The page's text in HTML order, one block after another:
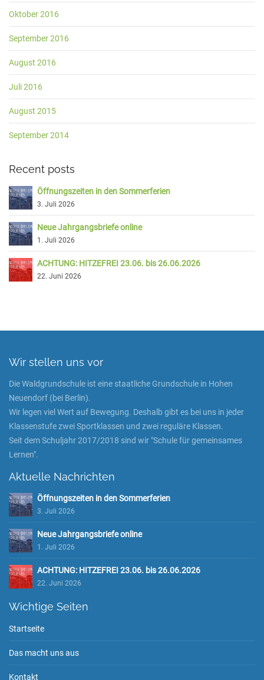
Oktober 2016
September 2016
August 2016
Juli 2016
August 2015
September 2014
Recent posts
Öffnungszeiten in den Sommerferien
3. Juli 2026
Neue Jahrgangsbriefe online
1. Juli 2026
ACHTUNG: HITZEFREI 23.06. bis 26.06.2026
22. Juni 2026
Wir stellen uns vor
Die Waldgrundschule ist eine staatliche Grundschule in Hohen
Neuendorf (bei Berlin).
Wir legen viel Wert auf Bewegung. Deshalb gibt es bei uns in jeder
Klassenstufe zwei Sportklassen und zwei reguläre Klassen.
Seit dem Schuljahr 2017/2018 sind wir "Schule für gemeinsames
Lernen".
Aktuelle Nachrichten
Öffnungszeiten in den Sommerferien
3. Juli 2026
Neue Jahrgangsbriefe online
1. Juli 2026
ACHTUNG: HITZEFREI 23.06. bis 26.06.2026
22. Juni 2026
Wichtige Seiten
Startseite
Das macht uns aus
Kontakt